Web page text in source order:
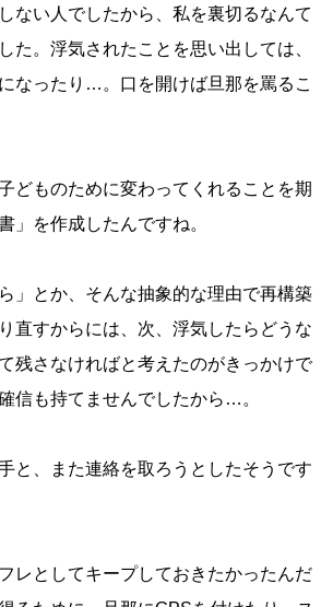
ない人でしたから、私を裏切るなんて
。浮気されたことを思い出しては、
なったり…。口を開けば旦那を罵るこ
ものために変わってくれることを期
」を作成したんですね。
」とか、そんな抽象的な理由で再構築
直すからには、次、浮気したらどうな
残さなければと考えたのがきっかけで
信も持てませんでしたから…。
、また連絡を取ろうとしたそうです
レとしてキープしておきたかったんだ